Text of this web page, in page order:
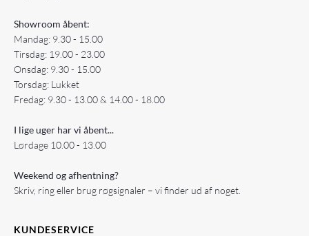
Showroom åbent:
Mandag: 9.30 - 15.00
Tirsdag: 19.00 - 23.00
Onsdag: 9.30 - 15.00
Torsdag: Lukket
Fredag: 9.30 - 13.00 & 14.00 - 18.00
I lige uger har vi åbent...
Lørdage 10.00 - 13.00
Weekend og afhentning?
Skriv, ring eller brug røgsignaler – vi finder ud af noget.
KUNDESERVICE